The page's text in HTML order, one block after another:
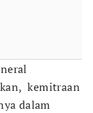
kemitraan
dalam